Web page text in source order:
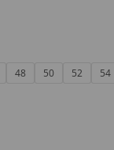
48 50 52 54